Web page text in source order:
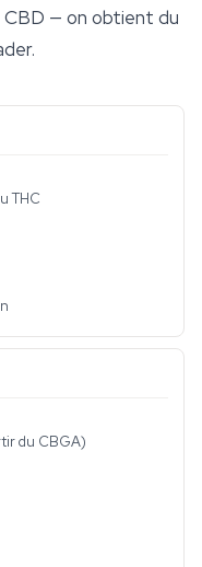
— on obtient du
THC
du CBGA)